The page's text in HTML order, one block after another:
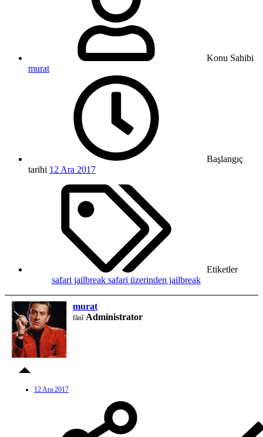
Konu Sahibi
murat
Başlangıç
tarihi 12 Ara 2017
Etiketler
safari jailbreak safari üzerinden jailbreak
murat
fânî Administrator
12 Ara 2017